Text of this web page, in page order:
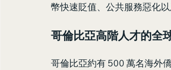
幣快速貶值、公共服務惡化
哥倫比亞高階人才的全
哥倫比亞約有 500 萬名海外